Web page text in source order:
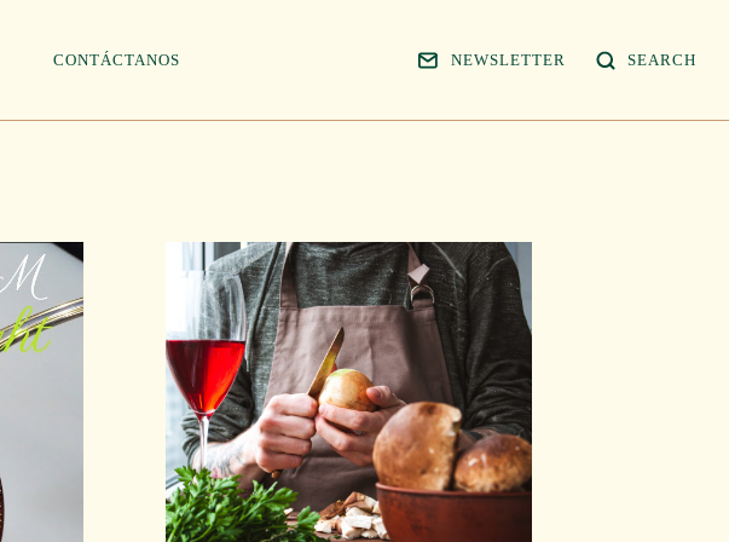
CONTÁCTANOS NEWSLETTER SEARCH